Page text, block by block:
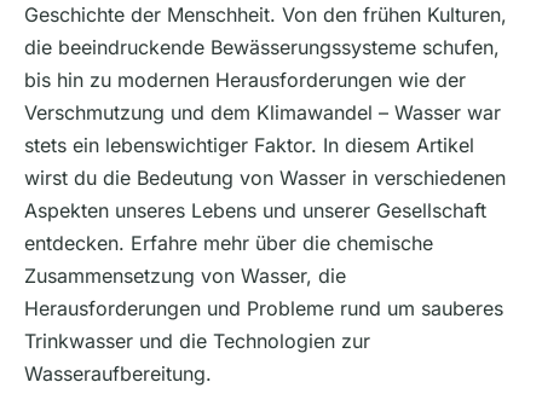
Geschichte der Menschheit. Von den frühen Kulturen,
die beeindruckende Bewässerungssysteme schufen,
bis hin zu modernen Herausforderungen wie der
Verschmutzung und dem Klimawandel – Wasser war
stets ein lebenswichtiger Faktor. In diesem Artikel
wirst du die Bedeutung von Wasser in verschiedenen
Aspekten unseres Lebens und unserer Gesellschaft
entdecken. Erfahre mehr über die chemische
Zusammensetzung von Wasser, die
Herausforderungen und Probleme rund um sauberes
Trinkwasser und die Technologien zur
Wasseraufbereitung.